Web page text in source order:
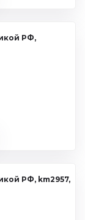
РФ,
РФ, km2957,